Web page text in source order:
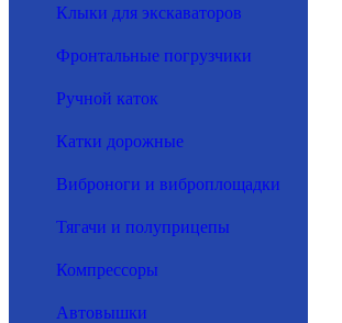
Клыки для экскаваторов
Фронтальные погрузчики
Ручной каток
Катки дорожные
Виброноги и виброплощадки
Тягачи и полуприцепы
Компрессоры
Автовышки